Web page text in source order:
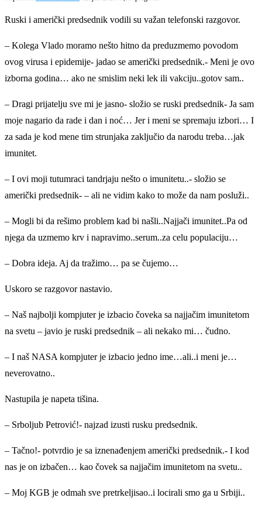
Ruski i američki predsednik vodili su važan telefonski razgovor.
– Kolega Vlado moramo nešto hitno da preduzmemo povodom
ovog virusa i epidemije- jadao se američki predsednik.- Meni je ovo
izborna godina… ako ne smislim neki lek ili vakciju..gotov sam..
– Dragi prijatelju sve mi je jasno- složio se ruski predsednik- Ja sam
moje nagario da rade i dan i noć… Jer i meni se spremaju izbori… I
za sada je kod mene tim strunjaka zaključio da narodu treba…jak
imunitet.
– I ovi moji tutumraci tandrjaju nešto o imunitetu..- složio se
američki predsednik- – ali ne vidim kako to može da nam posluži..
– Mogli bi da rešimo problem kad bi našli..Najjači imunitet..Pa od
njega da uzmemo krv i napravimo..serum..za celu populaciju…
– Dobra ideja. Aj da tražimo… pa se čujemo…
Uskoro se razgovor nastavio.
– Naš najbolji kompjuter je izbacio čoveka sa najjačim imunitetom
na svetu – javio je ruski predsednik – ali nekako mi… čudno.
– I naš NASA kompjuter je izbacio jedno ime…ali..i meni je…
neverovatno..
Nastupila je napeta tišina.
– Srboljub Petrović!- najzad izusti rusku predsednik.
– Tačno!- potvrdio je sa iznenađenjem američki predsednik.- I kod
nas je on izbačen… kao čovek sa najjačim imunitetom na svetu..
– Moj KGB je odmah sve pretrkeljisao..i locirali smo ga u Srbiji..